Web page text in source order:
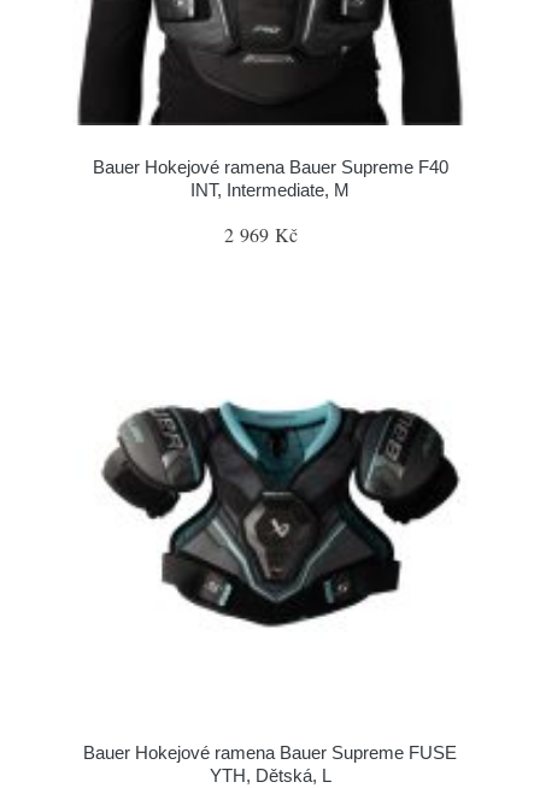
Bauer Hokejové ramena Bauer Supreme F40
INT, Intermediate, M
2 969 Kč
Bauer Hokejové ramena Bauer Supreme FUSE
YTH, Dětská, L